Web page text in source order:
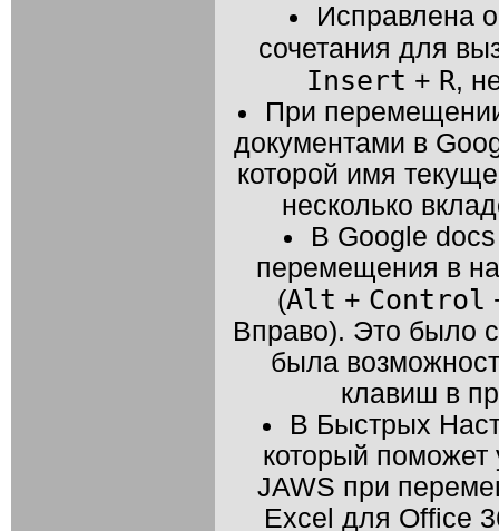
Исправлена
сочетания для
Insert + R,
При
документами в
которой имя
несколько
В Google
перемещения в
(Alt + Control
Вправо). Это было
была
клавиш в
В Быстрых
который поможет
JAWS при
Excel для Office